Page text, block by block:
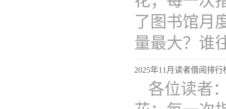
了图书馆月
量最大？谁
2025年11月读者借阅排
各位读者